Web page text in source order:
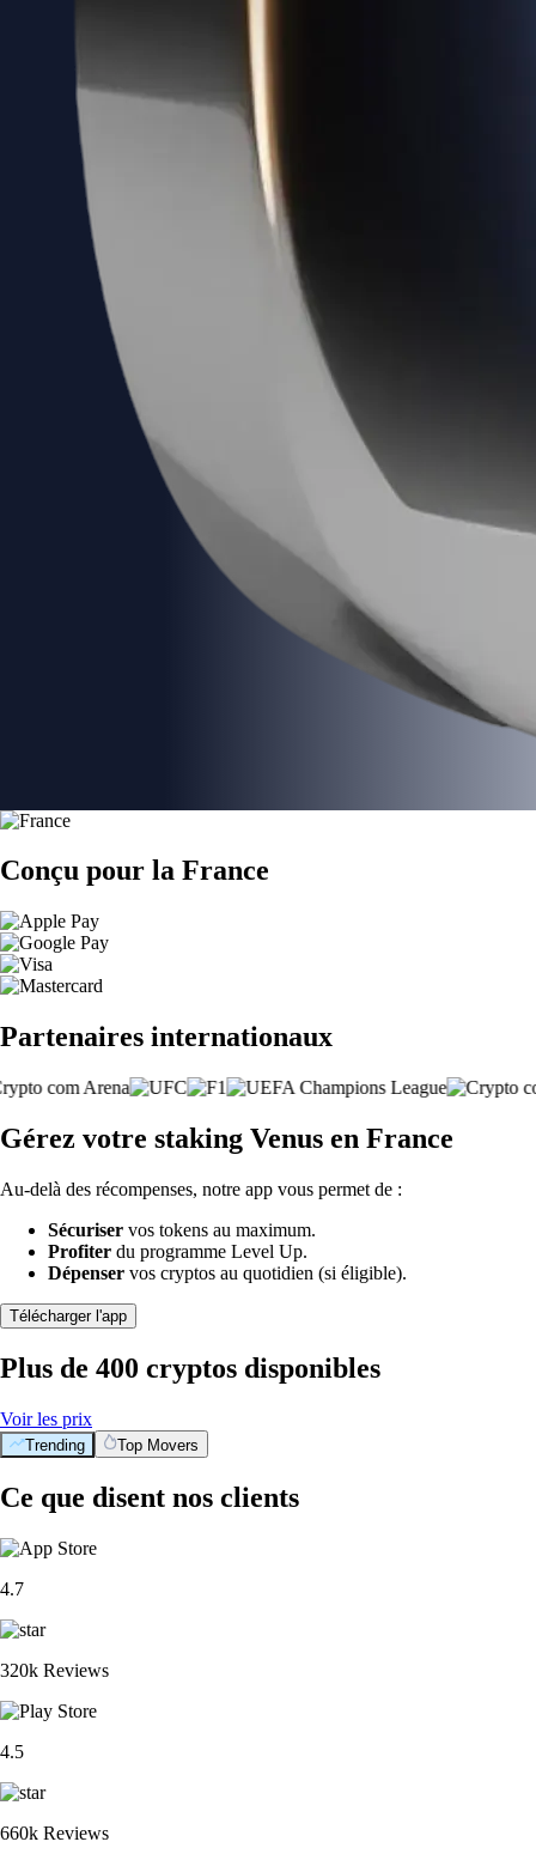
Conçu pour la France
Partenaires internationaux
Gérez votre staking Venus en France
Au-delà des récompenses, notre app vous permet de :
Sécuriser vos tokens au maximum.
Profiter du programme Level Up.
Dépenser vos cryptos au quotidien (si éligible).
Télécharger l'app
Plus de 400 cryptos disponibles
Voir les prix
Trending Top Movers
BTC